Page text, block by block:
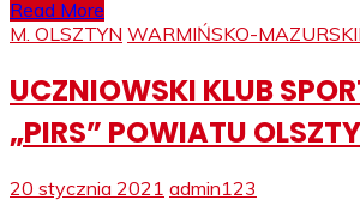
Read More
M. OLSZTYN WARMIŃSKO-
UCZNIOWSKI KLUB
„PIRS” POWIATU
20 stycznia 2021 admin123